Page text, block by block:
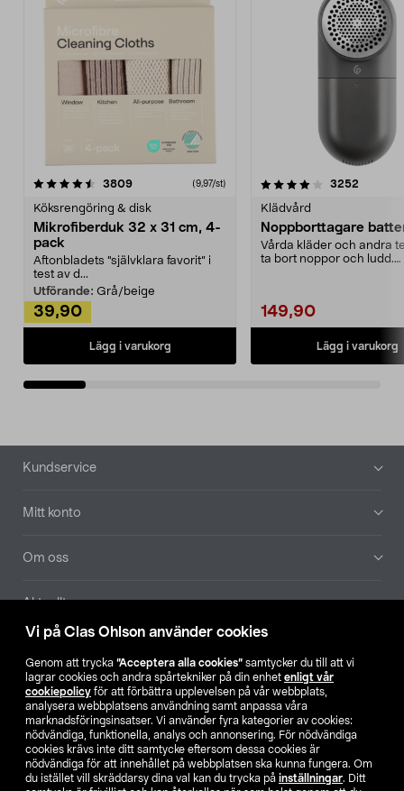
Vi på Clas Ohlson använder cookies
Genom att trycka ”Acceptera alla cookies” samtycker du till att vi
lagrar cookies och andra spårtekniker på din enhet enligt vår
cookiepolicy för att förbättra upplevelsen på vår webbplats,
analysera webbplatsens användning samt anpassa våra
marknadsföringsinsatser. Vi använder fyra kategorier av cookies:
nödvändiga, funktionella, analys och annonsering. För nödvändiga
cookies krävs inte ditt samtycke eftersom dessa cookies är
nödvändiga för att innehållet på webbplatsen ska kunna fungera. Om
du istället vill skräddarsy dina val kan du trycka på inställningar. Ditt
3809recensioner (9,97/st)
Köksrengöring & disk
Mikrofiberduk 32 x 31 cm, 4-
pack
Aftonbladets "självklara favorit” i
test av d...
Utförande: Grå/beige
39,90
Lägg i varukorg
4.0av 5 stjärnor 3252
Klädvård
Noppborttagare
Vårda kläder och andra
ta bort noppor och ludd.
149,90
Lägg i varukorg
4.5av 5 stjärnor
Sidfot
Kundservice
Mitt konto
Om oss
Aktuellt
Hitta butik
SE NO FI